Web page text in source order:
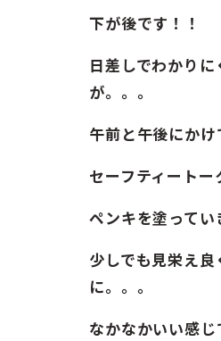
下が後です！！
日差しでわかりに
が。。。
午前と午後にかけ
セーフティート
ペンキを塗ってい
少しでも見栄え良
に。。。
なかなかいい感じ